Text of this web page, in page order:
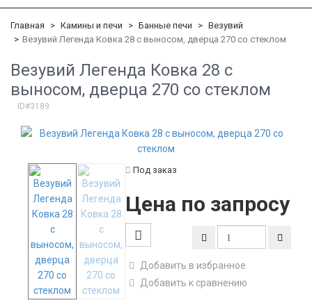
Главная Камины и печи Банные печи
Везувий
Везувий Легенда Ковка 28 c выносом, дверца 270 со стеклом
Везувий Легенда Ковка 28 c
выносом, дверца 270 со стеклом
ID#3189
Под заказ
Цена по запросу
Добавить в избранное
Добавить к сравнению